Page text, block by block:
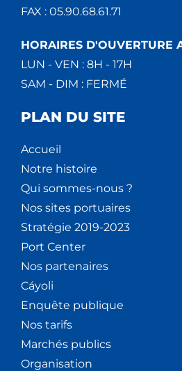
FAX : 05.90.68.61.71
HORAIRES D'OUVERTURE
LUN - VEN : 8H - 17H
SAM - DIM : FERMÉ
PLAN DU SITE
Accueil
Notre histoire
Qui sommes-nous ?
Nos sites portuaires
Stratégie 2019-2023
Port Center
Nos partenaires
Cáyoli
Enquête publique
Nos tarifs
Marchés publics
Organisation